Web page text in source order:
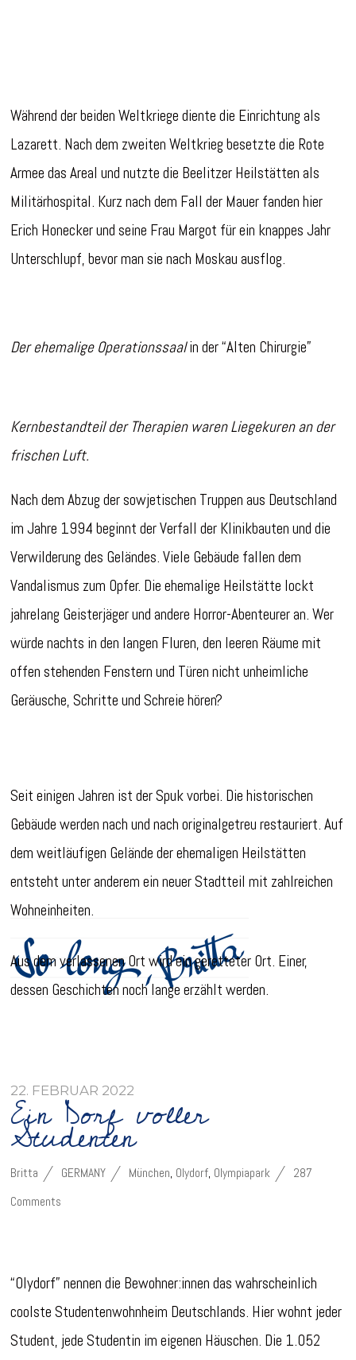
Während der beiden Weltkriege diente die Einrichtung als
Lazarett. Nach dem zweiten Weltkrieg besetzte die Rote
Armee das Areal und nutzte die Beelitzer Heilstätten als
Militärhospital. Kurz nach dem Fall der Mauer fanden hier
Erich Honecker und seine Frau Margot für ein knappes Jahr
Unterschlupf, bevor man sie nach Moskau ausflog.
Der ehemalige Operationssaalin der “Alten Chirurgie”
Kernbestandteil der Therapien waren Liegekuren an der
frischen Luft.
Nach dem Abzug der sowjetischen Truppen aus Deutschland
im Jahre 1994 beginnt der Verfall der Klinikbauten und die
Verwilderung des Geländes. Viele Gebäude fallen dem
Vandalismus zum Opfer. Die ehemalige Heilstätte lockt
jahrelang Geisterjäger und andere Horror-Abenteurer an. Wer
würde nachts in den langen Fluren, den leeren Räume mit
offen stehenden Fenstern und Türen nicht unheimliche
Geräusche, Schritte und Schreie hören?
Seit einigen Jahren ist der Spuk vorbei. Die historischen
Gebäude werden nach und nach originalgetreu restauriert. Auf
dem weitläufigen Gelände der ehemaligen Heilstätten
entsteht unter anderem ein neuer Stadtteil mit zahlreichen
Wohneinheiten.
Aus dem verlassenen Ort wird ein geretteter Ort. Einer,
dessen Geschichten noch lange erzählt werden.
22. FEBRUAR 2022
Ein Dorf voller
Studenten
Britta GERMANY München, Olydorf, Olympiapark
287
Comments
“Olydorf” nennen die Bewohner:innen das wahrscheinlich
coolste Studentenwohnheim Deutschlands. Hier wohnt jeder
Student, jede Studentin im eigenen Häuschen. Die 1.052